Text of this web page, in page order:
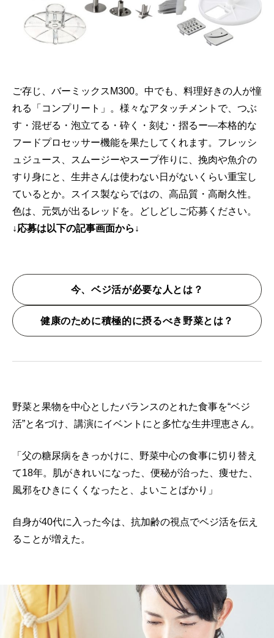
ご存じ、バーミックスM300。中でも、料理好きの人が憧
れる「コンプリート」。様々なアタッチメントで、つぶ
す・混ぜる・泡立てる・砕く・刻む・摺るー―本格的な
フードプロセッサー機能を果たしてくれます。フレッシ
ュジュース、スムージーやスープ作りに、挽肉や魚介の
すり身にと、生井さんは使わない日がないくらい重宝し
ているとか。スイス製ならではの、高品質・高耐久性。
色は、元気が出るレッドを。どしどしご応募ください。
↓応募は以下の記事画面から↓
今、ベジ活が必要な人とは？
健康のために積極的に摂るべき野菜とは？
野菜と果物を中心としたバランスのとれた食事を“ベジ
活”と名づけ、講演にイベントにと多忙な生井理恵さん。
「父の糖尿病をきっかけに、野菜中心の食事に切り替え
て18年。肌がきれいになった、便秘が治った、痩せた、
風邪をひきにくくなったと、よいことばかり」
自身が40代に入った今は、抗加齢の視点でベジ活を伝え
ることが増えた。